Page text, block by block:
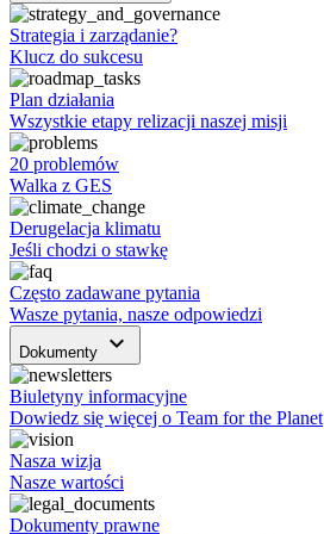
Strategia i zarządanie?
Klucz do sukcesu
Plan działania
Wszystkie etapy relizacji naszej misji
20 problemów
Walka z GES
Derugelacja klimatu
Jeśli chodzi o stawkę
Często zadawane pytania
Wasze pytania, nasze odpowiedzi
Dokumenty keyboard_arrow_down
Biuletyny informacyjne
Dowiedz się więcej o Team for the Planet
Nasza wizja
Nasze wartości
Dokumenty prawne